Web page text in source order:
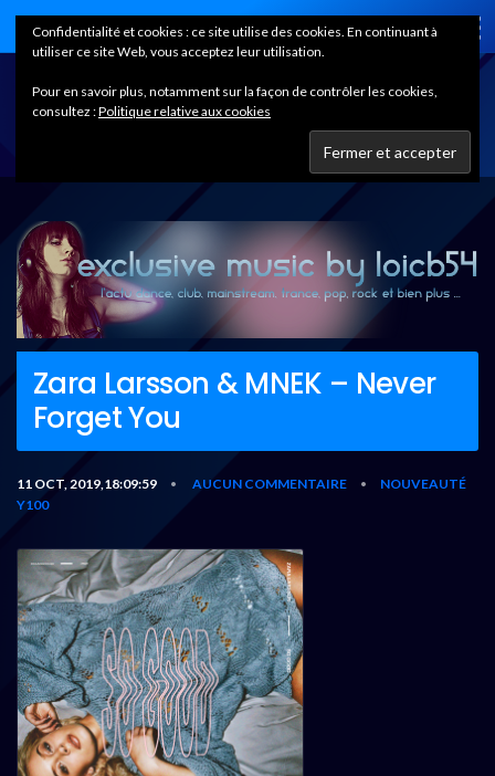
Home
Zara Larsson & MNEK – Never
Forget You
11 OCT, 2019,18:09:59 • AUCUN COMMENTAIRE •
NOUVEAUTÉ
Y100
Confidentialité et cookies : ce site utilise des cookies. En continuant à
utiliser ce site Web, vous acceptez leur utilisation.
Pour en savoir plus, notamment sur la façon de contrôler les cookies,
consultez :Politique relative aux cookies